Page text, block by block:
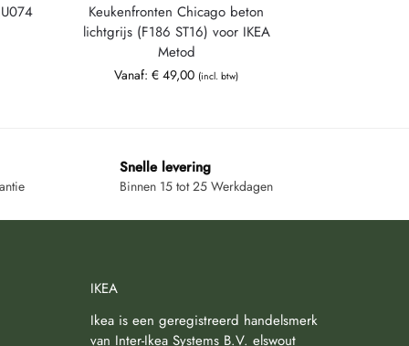
Keukenfronten Chicago beton
lichtgrijs (F186 ST16) voor IKEA
Metod
Vanaf:€ 49,00 (incl. btw)
Snelle levering
Binnen 15 tot 25 Werkdagen
IKEA
Ikea is een geregistreerd handelsmerk
van Inter-Ikea Systems B.V. elswout